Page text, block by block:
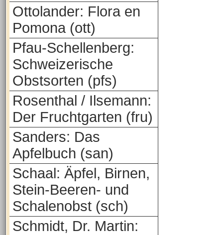
Ottolander: Flora en
Pomona (ott)
Pfau-Schellenberg:
Schweizerische
Obstsorten (pfs)
Rosenthal / Ilsemann:
Der Fruchtgarten (fru)
Sanders: Das
Apfelbuch (san)
Schaal: Äpfel, Birnen,
Stein-Beeren- und
Schalenobst (sch)
Schmidt, Dr. Martin: